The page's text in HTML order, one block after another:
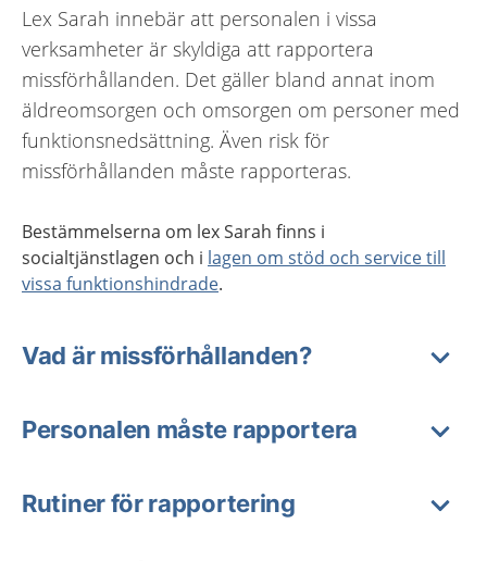
Lex Sarah innebär att personalen i vissa
verksamheter är skyldiga att rapportera
missförhållanden. Det gäller bland annat inom
äldreomsorgen och omsorgen om personer med
funktionsnedsättning. Även risk för
missförhållanden måste rapporteras.
Bestämmelserna om lex Sarah finns i
socialtjänstlagen och i lagen om stöd och service till
vissa funktionshindrade.
Vad är missförhållanden?
Personalen måste rapportera
Rutiner för rapportering